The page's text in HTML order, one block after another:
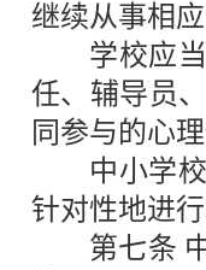
继续从事相
学校应
任、辅导员
同参与的心
中小学
针对性地进
第七条